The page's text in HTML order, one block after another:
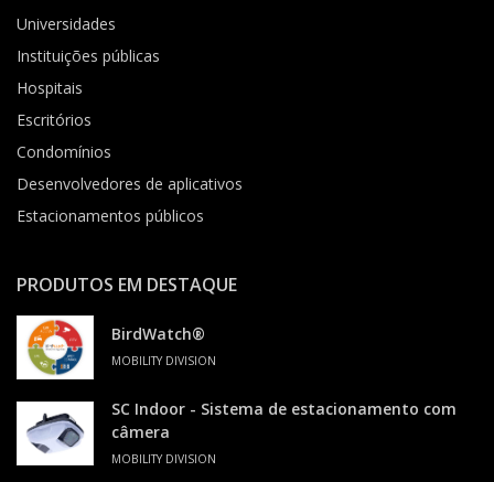
Universidades
Instituições públicas
Hospitais
Escritórios
Condomínios
Desenvolvedores de aplicativos
Estacionamentos públicos
PRODUTOS EM DESTAQUE
BirdWatch®
MOBILITY DIVISION
SC Indoor - Sistema de estacionamento com
câmera
MOBILITY DIVISION